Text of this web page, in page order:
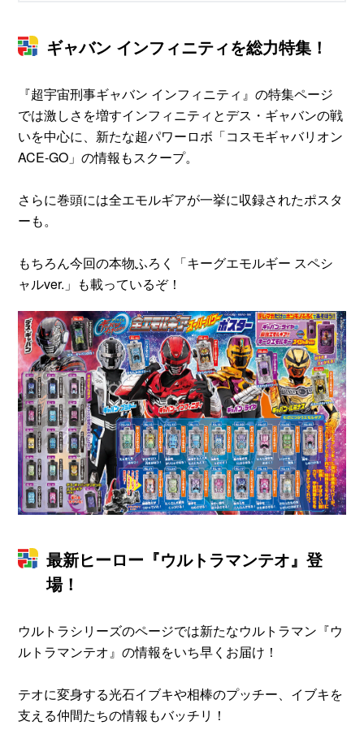
ギャバン インフィニティを総力特集！
『超宇宙刑事ギャバン インフィニティ』の特集ページ
では激しさを増すインフィニティとデス・ギャバンの戦
いを中心に、新たな超パワーロボ「コスモギャバリオン
ACE‐GO」の情報もスクープ。
さらに巻頭には全エモルギアが一挙に収録されたポスタ
ーも。
もちろん今回の本物ふろく「キーグエモルギー スペシ
ャルver.」も載っているぞ！
最新ヒーロー『ウルトラマンテオ』登
場！
ウルトラシリーズのページでは新たなウルトラマン『ウ
ルトラマンテオ』の情報をいち早くお届け！
テオに変身する光石イブキや相棒のプッチー、イブキを
支える仲間たちの情報もバッチリ！